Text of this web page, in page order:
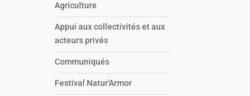
Agriculture
Appui aux collectivités et aux
acteurs privés
Communiqués
Festival Natur'Armor